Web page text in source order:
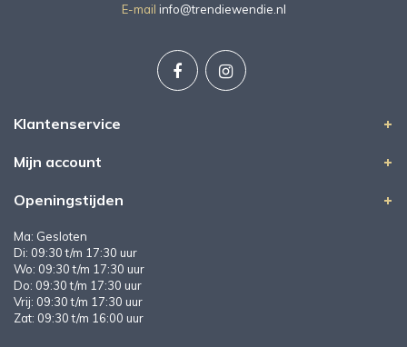
E-mail info@trendiewendie.nl
Klantenservice
Mijn account
Openingstijden
Ma: Gesloten
Di: 09:30 t/m 17:30 uur
Wo: 09:30 t/m 17:30 uur
Do: 09:30 t/m 17:30 uur
Vrij: 09:30 t/m 17:30 uur
Zat: 09:30 t/m 16:00 uur